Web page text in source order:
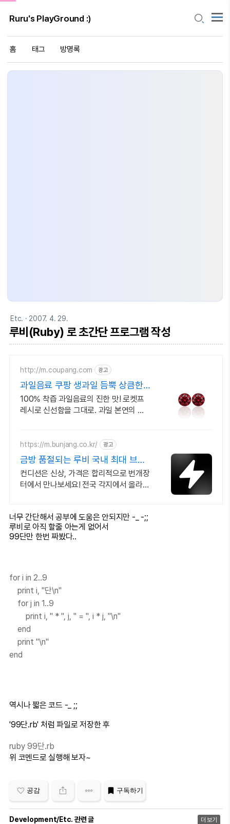
Ruru's PlayGround :)
홈 태그 방명록
Etc. · 2007. 4. 29.
루비(Ruby) 로 초간단 프로그램 작성
http://m.coupang.com 광고
과일음료 쿠팡 생과일 듬뿍 상큼한
맛
100% 착즙 과일음료의 진한 맛! 로켓프
레시로 신선함을 그대로. 과일 본연의 건
https://m.bunjang.co.kr/ 광고
금방 품절되는 루비 국내 최대 브랜
드 중고거래
컨디션은 신상, 가격은 합리적으로 번개장
터에서 만나보세요! 전국 각지에서 올라오
너무 간단해서 공부에 도움은 안되지만 -_ -;;
루비로 아직 할줄 아는게 없어서
99단만 한번 짜봤다..
for i in 2..9
print i, "단\n"
for j in 1..9
print i, " * ", j, " = ", i * j, "\n"
end
print "\n"
end
역시나 짧은 코드 -_ ;;
'99단.rb' 처럼 파일로 저장한 후
ruby 99단.rb
위 코멘드로 실행해 보자~
공감 구독하기
Development/Etc. 관련 글 더 보기